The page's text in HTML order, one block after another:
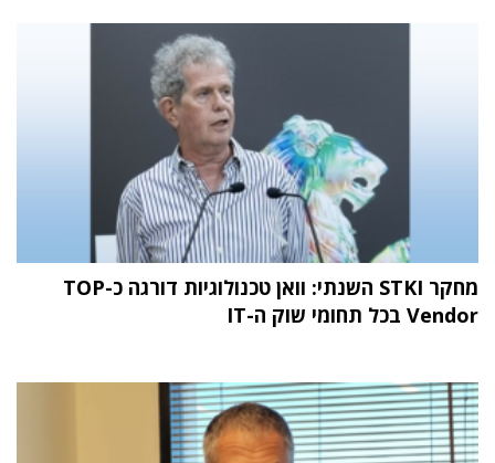
מחקר STKI השנתי: וואן טכנולוגיות דורגה כ-TOP
Vendor בכל תחומי שוק ה-IT